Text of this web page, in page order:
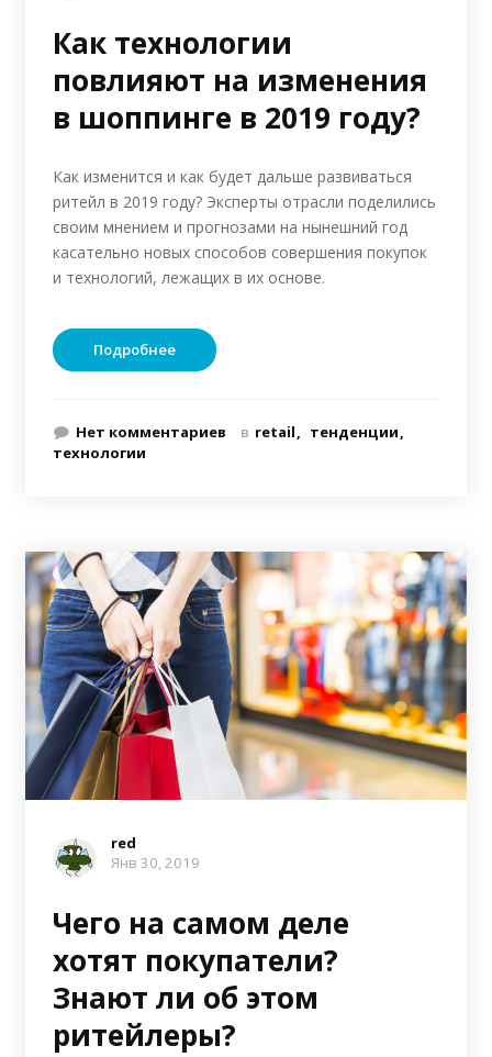
Как технологии
повлияют на изменения
в шоппинге в 2019 году?
Как изменится и как будет дальше развиваться
ритейл в 2019 году? Эксперты отрасли поделились
своим мнением и прогнозами на нынешний год
касательно новых способов совершения покупок
и технологий, лежащих в их основе.
Подробнее
Нет комментариев в retail
тенденции
технологии
red
Янв 30, 2019
Чего на самом деле
хотят покупатели?
Знают ли об этом
ритейлеры?